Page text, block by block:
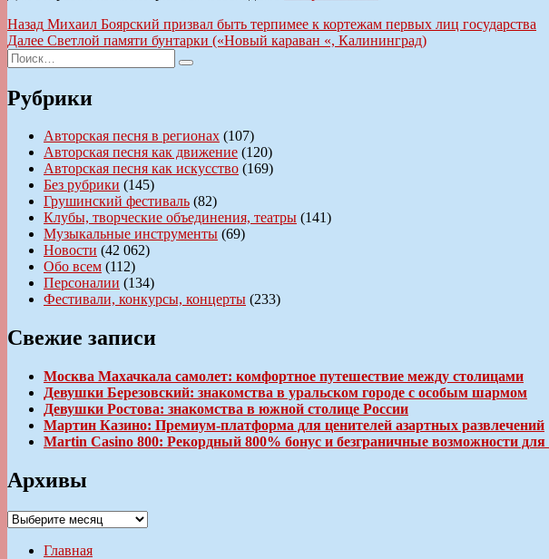
Навигация
по
записям
Назад Предыдущая
запись:
Михаил Боярский призвал быть терпимее к кортежам первых лиц государства
Далее Следующая
Светлой памяти бунтарки («Новый караван «, Калининград)
Искать:
Поиск
Рубрики
Авторская песня в регионах (107)
Авторская песня как движение (120)
Авторская песня как искусство (169)
Без рубрики (145)
Грушинский фестиваль (82)
Клубы, творческие объединения, театры (141)
Музыкальные инструменты (69)
Новости (42 062)
Обо всем (112)
Персоналии (134)
Фестивали, конкурсы, концерты (233)
Свежие записи
Москва Махачкала самолет: комфортное путешествие между столицами
Девушки Березовский: знакомства в уральском городе с особым шармом
Девушки Ростова: знакомства в южной столице России
Мартин Казино: Премиум-платформа для ценителей азартных развлечений
Martin Casino 800: Рекордный 800% бонус и безграничные возможности
Архивы
Архивы
Главная